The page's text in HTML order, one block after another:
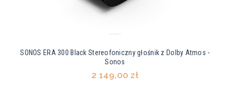
SONOS ERA 300 Black Stereofoniczny głośnik z Dolby Atmos -
Sonos
2 149,00 zł